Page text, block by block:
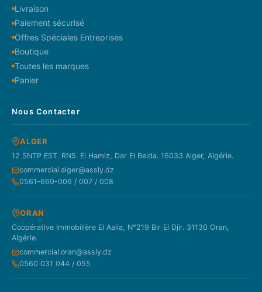
Livraison
Paiement sécurisé
Offres Spéciales Entreprises
Boutique
Toutes les marques
Panier
Nous Contacter
ALGER
12 SNTP EST. RN5. El Hamiz, Dar El Beida. 16033 Alger, Algérie.
commercial.alger@assly.dz
0561-660-006 / 007 / 008
ORAN
Coopérative Immobilière El Aalia, N°219 Bir El Djir. 31130 Oran,
Algérie.
commercial.oran@assly.dz
0560 031 044 / 055